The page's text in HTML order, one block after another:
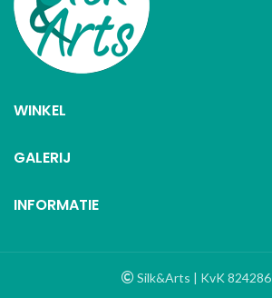
WINKEL
GALERIJ
INFORMATIE
Silk&Arts | KvK